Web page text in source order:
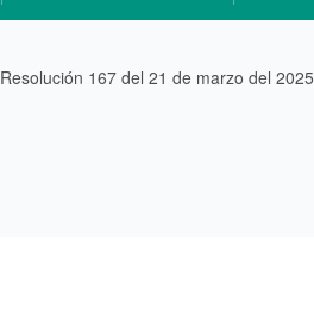
Resolución 167 del 21 de marzo del 2025